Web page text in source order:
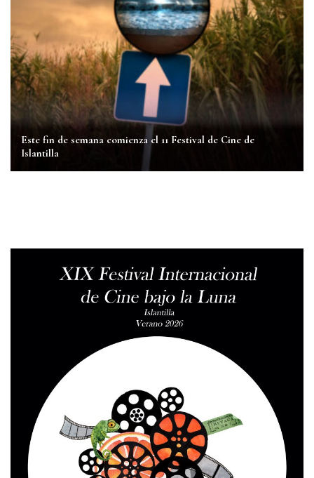
Este fin de semana comienza el 11 Festival de Cine de
Islantilla